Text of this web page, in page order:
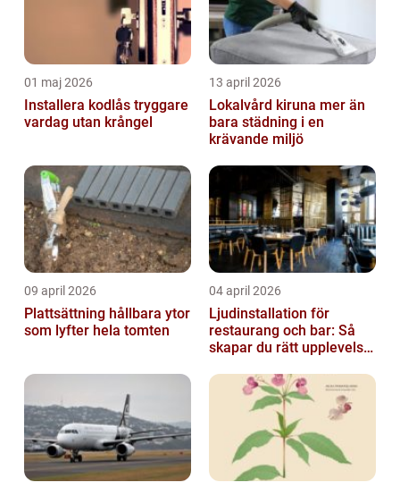
01 maj 2026
Installera kodlås tryggare
vardag utan krångel
13 april 2026
Lokalvård kiruna mer än
bara städning i en
krävande miljö
09 april 2026
Plattsättning hållbara ytor
som lyfter hela tomten
04 april 2026
Ljudinstallation för
restaurang och bar: Så
skapar du rätt upplevelse